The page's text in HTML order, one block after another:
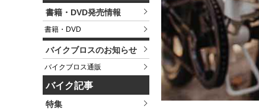
書籍・DVD発売情報
書籍・DVD
バイクブロスのお知らせ
バイクブロス通販
バイク記事
特集